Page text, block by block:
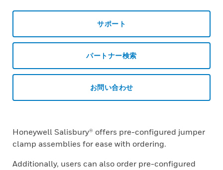
サポート
パートナー検索
お問い合わせ
Honeywell Salisbury® offers pre-configured jumper
clamp assemblies for ease with ordering.
Additionally, users can also order pre-configured